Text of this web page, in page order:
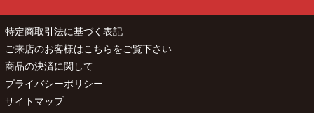
特定商取引法に基づく表記
ご来店のお客様はこちらをご覧下さい
商品の決済に関して
プライバシーポリシー
サイトマップ